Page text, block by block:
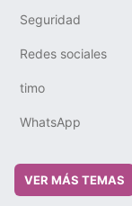
Seguridad
Redes sociales
timo
WhatsApp
VER MÁS TEMAS